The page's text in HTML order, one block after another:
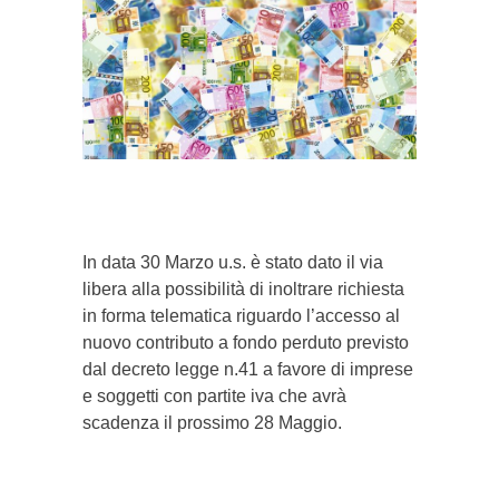
In data 30 Marzo u.s. è stato dato il via
libera alla possibilità di inoltrare richiesta
in forma telematica riguardo l’accesso al
nuovo contributo a fondo perduto previsto
dal decreto legge n.41 a favore di imprese
e soggetti con partite iva che avrà
scadenza il prossimo 28 Maggio.